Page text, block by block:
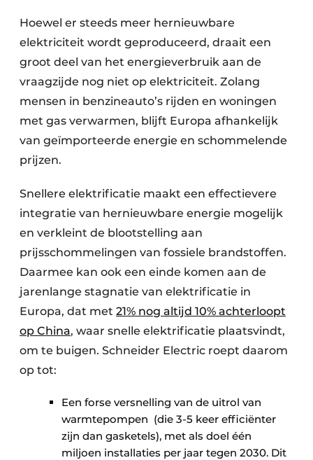
Hoewel er steeds meer hernieuwbare
elektriciteit wordt geproduceerd, draait een
groot deel van het energieverbruik aan de
vraagzijde nog niet op elektriciteit. Zolang
mensen in benzineauto’s rijden en woningen
met gas verwarmen, blijft Europa afhankelijk
van geïmporteerde energie en schommelende
prijzen.
Snellere elektrificatie maakt een effectievere
integratie van hernieuwbare energie mogelijk
en verkleint de blootstelling aan
prijsschommelingen van fossiele brandstoffen.
Daarmee kan ook een einde komen aan de
jarenlange stagnatie van elektrificatie in
Europa, dat met 21% nog altijd 10% achterloopt
op China, waar snelle elektrificatie plaatsvindt,
om te buigen. Schneider Electric roept daarom
op tot:
Een forse versnelling van de uitrol van
warmtepompen ​ (die 3-5 keer efficiënter
zijn dan gasketels), met als doel één
miljoen installaties per jaar tegen 2030. Dit